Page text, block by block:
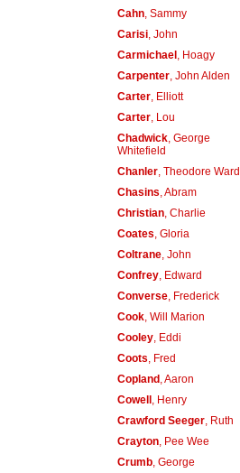
Cahn, Sammy
Carisi, John
Carmichael, Hoagy
Carpenter, John Alden
Carter, Elliott
Carter, Lou
Chadwick, George
Whitefield
Chanler, Theodore Ward
Chasins , Abram
Christian, Charlie
Coates , Gloria
Coltrane, John
Confrey, Edward
Converse, Frederick
Cook, Will Marion
Cooley, Eddi
Coots , Fred
Copland, Aaron
Cowell, Henry
Crawford Seeger, Ruth
Crayton, Pee Wee
Crumb, George